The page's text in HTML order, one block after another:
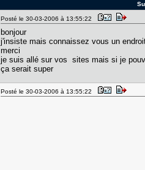
Posté le 30-03-2006 à 13:55:22
bonjour
j'insiste mais connaissez vous un
merci
je suis allé sur vos sites mais si je
ça serait super
Posté le 30-03-2006 à 13:55:22